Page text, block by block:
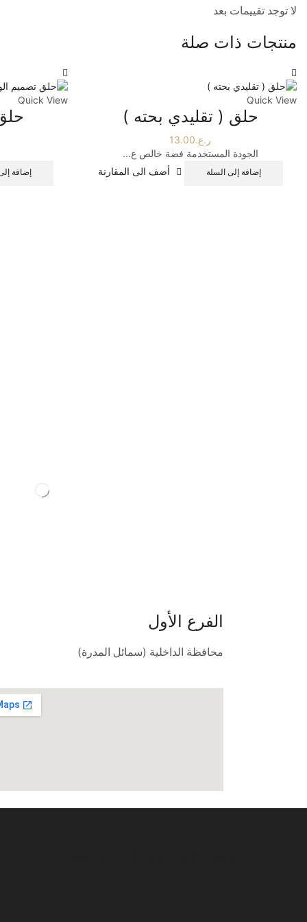
لا توجد تقييمات بعد
منتجات ذات صلة
Quick View
حلق ( تقليدي بحته )
ر.ع.13.00
الجودة المستخدمة فضة خالص ع...
إضافة إلى السلة أضف الى المقارنة
Quick View
إضافة
الفرع الأول
محافظة الداخلية (سمائل المدرة)